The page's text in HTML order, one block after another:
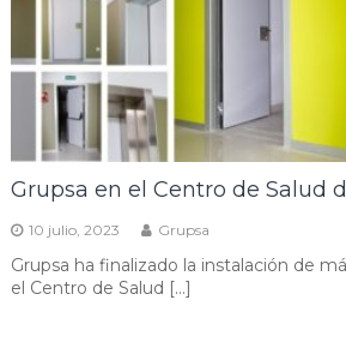
Grupsa en el Centro de Salud
10 julio, 2023 Grupsa
Grupsa ha finalizado la instalación de
el Centro de Salud […]